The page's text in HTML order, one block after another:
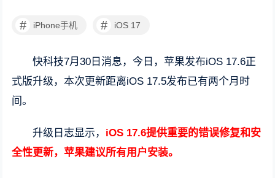
# iPhone手机 # iOS 17
快科技7月30日消息，今日，苹果发布iOS 17.6正
式版升级，本次更新距离iOS 17.5发布已有两个月时
间。
升级日志显示， iOS 17.6提供重要的错误修复和安
全性更新，苹果建议所有用户安装。